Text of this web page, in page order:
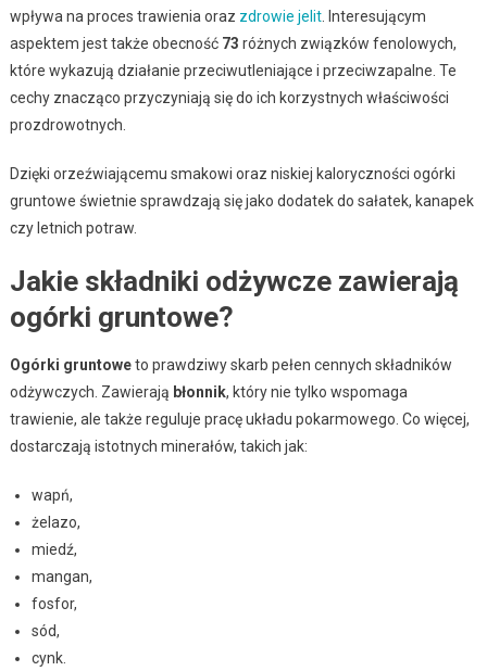
wpływa na proces trawienia oraz zdrowie jelit. Interesującym
aspektem jest także obecność 73 różnych związków fenolowych,
które wykazują działanie przeciwutleniające i przeciwzapalne. Te
cechy znacząco przyczyniają się do ich korzystnych właściwości
prozdrowotnych.
Dzięki orzeźwiającemu smakowi oraz niskiej kaloryczności ogórki
gruntowe świetnie sprawdzają się jako dodatek do sałatek, kanapek
czy letnich potraw.
Jakie składniki odżywcze zawierają
ogórki gruntowe?
Ogórki gruntoweto prawdziwy skarb pełen cennych składników
odżywczych. Zawierają błonnik, który nie tylko wspomaga
trawienie, ale także reguluje pracę układu pokarmowego. Co więcej,
dostarczają istotnych minerałów, takich jak:
wapń,
żelazo,
miedź,
mangan,
fosfor,
sód,
cynk.